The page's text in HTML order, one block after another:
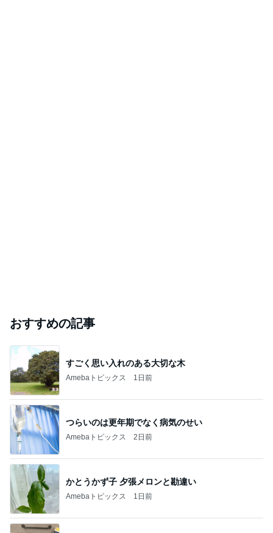
おすすめの記事
すごく思い入れのある大切な木
Amebaトピックス 1日前
つらいのは更年期でなく病気のせい
Amebaトピックス 2日前
かとうかず子 夕張メロンと勘違い
Amebaトピックス 1日前